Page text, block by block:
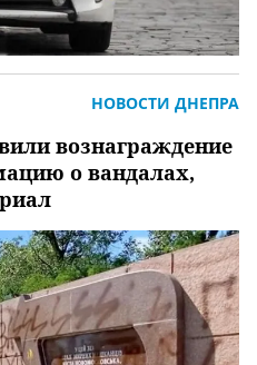
вознаграждение
о вандалах,
НОВОСТИ ДНЕПРА